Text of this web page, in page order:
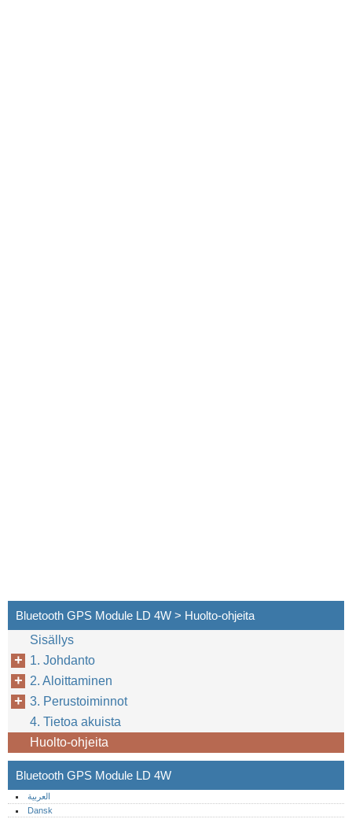
Bluetooth GPS Module LD 4W > Huolto-ohjeita
Sisällys
1. Johdanto
2. Aloittaminen
3. Perustoiminnot
4. Tietoa akuista
Huolto-ohjeita
Bluetooth GPS Module LD 4W
العربية
Dansk